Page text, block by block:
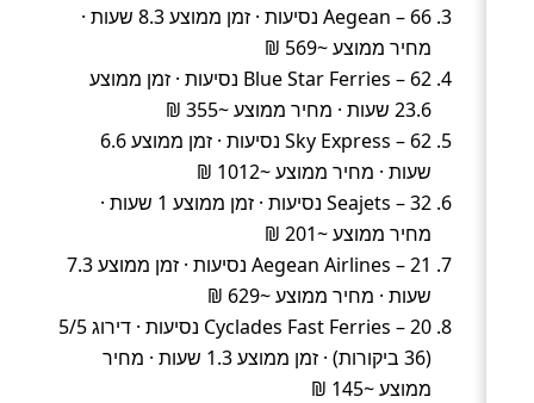
Aegean – 66 נסיעות · זמן ממוצע 8.3 שעות ·
מחיר ממוצע ~569 ₪
Blue Star Ferries – 62 נסיעות · זמן ממוצע
23.6 שעות · מחיר ממוצע ~355 ₪
Sky Express – 62 נסיעות · זמן ממוצע 6.6
שעות · מחיר ממוצע ~1012 ₪
Seajets – 32 נסיעות · זמן ממוצע 1 שעות ·
מחיר ממוצע ~201 ₪
Aegean Airlines – 21 נסיעות · זמן ממוצע 7.3
שעות · מחיר ממוצע ~629 ₪
Cyclades Fast Ferries – 20 נסיעות · דירוג 5/5
(36 ביקורות) · זמן ממוצע 1.3 שעות · מחיר
ממוצע ~145 ₪